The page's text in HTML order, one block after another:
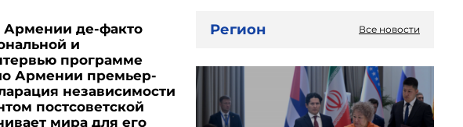
Армении де-факто
и
программе
Армении премьер-
независимости
постсоветской
мира для его
Регион Все новости